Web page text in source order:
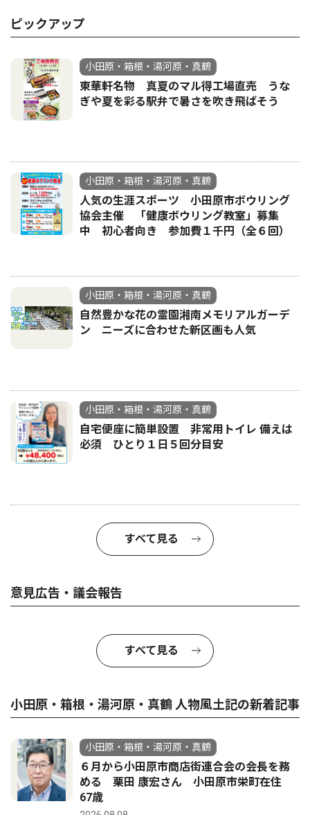
ピックアップ
小田原・箱根・湯河原・真鶴
東華軒名物 真夏のマル得工場直売 うな
ぎや夏を彩る駅弁で暑さを吹き飛ばそう
小田原・箱根・湯河原・真鶴
人気の生涯スポーツ 小田原市ボウリング
協会主催 「健康ボウリング教室」募集
中 初心者向き 参加費１千円（全６回）
小田原・箱根・湯河原・真鶴
自然豊かな花の霊園湘南メモリアルガーデ
ン ニーズに合わせた新区画も人気
小田原・箱根・湯河原・真鶴
自宅便座に簡単設置 非常用トイレ 備えは
必須 ひとり１日５回分目安
すべて見る
意見広告・議会報告
すべて見る
小田原・箱根・湯河原・真鶴 人物風土記の新着記事
小田原・箱根・湯河原・真鶴
６月から小田原市商店街連合会の会長を務
める 栗田 康宏さん 小田原市栄町在住
67歳